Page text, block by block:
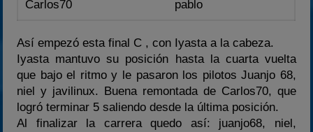
Carlos70 pablo
Así empezó esta final C , con Iyasta a la cabeza.
Iyasta mantuvo su posición hasta la cuarta vuelta
que bajo el ritmo y le pasaron los pilotos Juanjo 68,
niel y javilinux. Buena remontada de Carlos70, que
logró terminar 5 saliendo desde la última posición.
Al finalizar la carrera quedo así: juanjo68, niel,